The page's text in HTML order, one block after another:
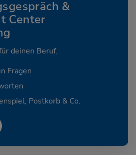
&
Center
deinen Beruf.
Fragen
Postkorb & Co.